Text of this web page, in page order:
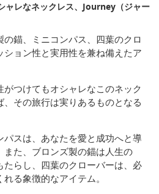
ャレなネックレス、Journey（ジャー
錨、ミニコンパス、四葉のクロ
ョン性と実用性を兼ね備えたア
つけてもオシャレなこのネック
その旅行は実りあるものとなる
スは、あなたを愛と成功へと導
また、ブロンズ製の錨は人生の
らし、四葉のクローバーは、必
る象徴的なアイテム。